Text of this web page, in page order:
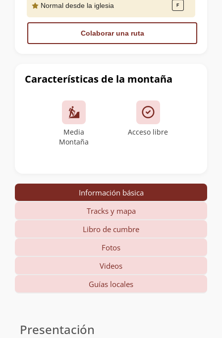
Características de la montaña
Media
Montaña
Acceso libre
Normal desde la iglesia
Colaborar una ruta
Información básica
Tracks y mapa
Libro de cumbre
Fotos
Videos
Guías locales
básica
Presentación